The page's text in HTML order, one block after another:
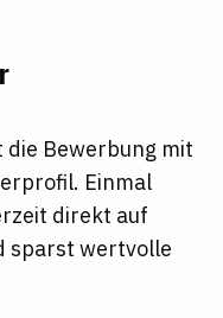
Bewerbung mit
Einmal
direkt auf
sparst wertvolle